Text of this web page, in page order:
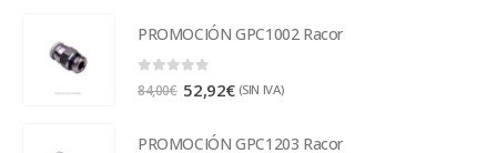
PROMOCIÓN GPC1002 Racor
84,00€ 52,92€ (SIN IVA)
PROMOCIÓN GPC1203 Racor